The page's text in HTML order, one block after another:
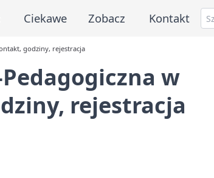
Ciekawe Zobacz Kontakt
godziny, rejestracja
w
rejestracja